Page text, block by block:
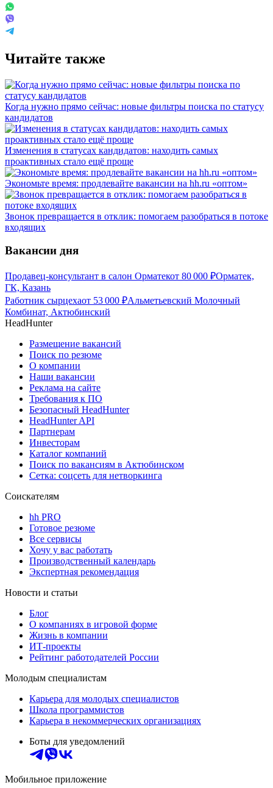
Читайте также
Когда нужно прямо сейчас: новые фильтры поиска по статусу
кандидатов
Изменения в статусах кандидатов: находить самых
проактивных стало ещё проще
Экономьте время: продлевайте вакансии на hh.ru «оптом»
Звонок превращается в отклик: помогаем разобраться в потоке
входящих
Вакансии дня
Продавец-консультант в салон Орматекот 80 000 ₽Орматек,
ГК, Казань
Работник сырцехаот 53 000 ₽Альметьевский Молочный
Комбинат, Актюбинский
HeadHunter
Размещение вакансий
Поиск по резюме
О компании
Наши вакансии
Реклама на сайте
Требования к ПО
Безопасный HeadHunter
HeadHunter API
Партнерам
Инвесторам
Каталог компаний
Поиск по вакансиям в Актюбинском
Сетка: соцсеть для нетворкинга
Соискателям
hh PRO
Готовое резюме
Все сервисы
Хочу у вас работать
Производственный календарь
Экспертная рекомендация
Новости и статьи
Блог
О компаниях в игровой форме
Жизнь в компании
ИТ-проекты
Рейтинг работодателей России
Молодым специалистам
Карьера для молодых специалистов
Школа программистов
Карьера в некоммерческих организациях
Боты для уведомлений
Мобильное приложение